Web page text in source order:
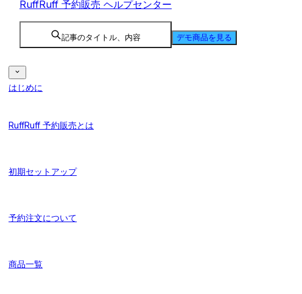
RuffRuff 予約販売 ヘルプセンター
記事のタイトル、内容 デモ商品を見る
はじめに
RuffRuff 予約販売とは
初期セットアップ
予約注文について
商品一覧